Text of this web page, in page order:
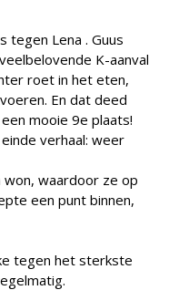
tegen Lena . Guus
K-aanval
roet in het eten,
En dat deed
mooie 9e plaats!
verhaal: weer
won, waardoor ze op
een punt binnen,
tegen het sterkste